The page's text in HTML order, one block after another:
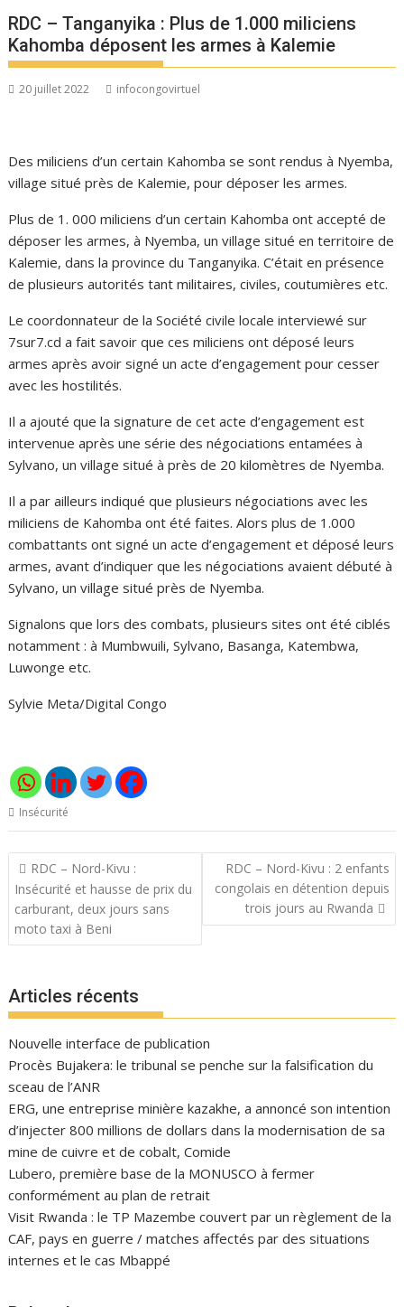
RDC – Tanganyika : Plus de 1.000 miliciens
Kahomba déposent les armes à Kalemie
20 juillet 2022 infocongovirtuel
Des miliciens d’un certain Kahomba se sont rendus à Nyemba,
village situé près de Kalemie, pour déposer les armes.
Plus de 1. 000 miliciens d’un certain Kahomba ont accepté de
déposer les armes, à Nyemba, un village situé en territoire de
Kalemie, dans la province du Tanganyika. C’était en présence
de plusieurs autorités tant militaires, civiles, coutumières etc.
Le coordonnateur de la Société civile locale interviewé sur
7sur7.cd a fait savoir que ces miliciens ont déposé leurs
armes après avoir signé un acte d’engagement pour cesser
avec les hostilités.
Il a ajouté que la signature de cet acte d’engagement est
intervenue après une série des négociations entamées à
Sylvano, un village situé à près de 20 kilomètres de Nyemba.
Il a par ailleurs indiqué que plusieurs négociations avec les
miliciens de Kahomba ont été faites. Alors plus de 1.000
combattants ont signé un acte d’engagement et déposé leurs
armes, avant d’indiquer que les négociations avaient débuté à
Sylvano, un village situé près de Nyemba.
Signalons que lors des combats, plusieurs sites ont été ciblés
notamment : à Mumbwuili, Sylvano, Basanga, Katembwa,
Luwonge etc.
Sylvie Meta/Digital Congo
Insécurité
Navigation
de
l’article
RDC – Nord-Kivu :
Insécurité et hausse de prix du
carburant, deux jours sans
moto taxi à Beni
RDC – Nord-Kivu : 2 enfants
congolais en détention depuis
trois jours au Rwanda
Articles récents
Nouvelle interface de publication
Procès Bujakera: le tribunal se penche sur la falsification du
sceau de l’ANR
ERG, une entreprise minière kazakhe, a annoncé son intention
d’injecter 800 millions de dollars dans la modernisation de sa
mine de cuivre et de cobalt, Comide
Lubero, première base de la MONUSCO à fermer
conformément au plan de retrait
Visit Rwanda : le TP Mazembe couvert par un règlement de la
CAF, pays en guerre / matches affectés par des situations
internes et le cas Mbappé